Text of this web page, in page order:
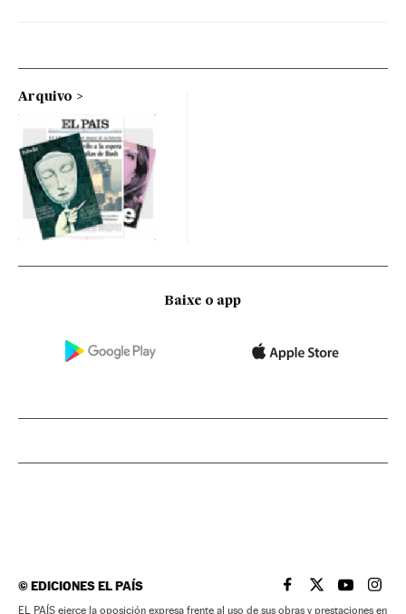
Arquivo
Baixe o app
©EDICIONES EL PAÍS EL PAÍS BRASIL EN
EL PAÍSEL PAÍS
EL
EL PAÍS ejerce la oposición expresa frente al uso de sus obras y prestaciones en